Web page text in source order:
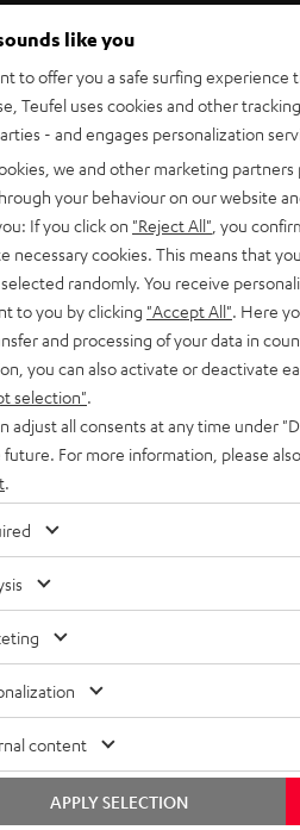
gesteckt. So können
langlebige, störungsfreie
aufwendige Innenleben.
geliefert. Zum Lieferumfang
Audioübertragung
Sie Ihre Geräte mit diesen
auch digitale Eingänge.
like you
to offer you a safe surfing
Teufel uses cookies and other
- and engages personalization
we and other marketing
your behaviour on our website
If you click on "Reject All" , you
necessary cookies. This means that
randomly. You receive
to you by clicking "Accept All" . Here
and processing of your data in
you can also activate or deactivate
selection"
adjust all consents at any time under
For more information, please
content
APPLY SELECTION